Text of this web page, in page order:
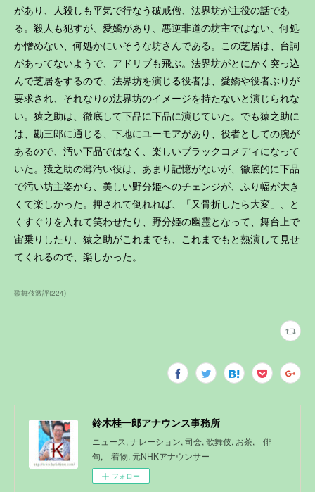
があり、人殺しも平気で行なう破戒僧、法界坊が主役の話であ
る。殺人も犯すが、愛嬌があり、悪逆非道の坊主ではない、何処
か憎めない、何処かにいそうな坊さんである。この芝居は、台詞
があってないようで、アドリブも飛ぶ。法界坊がとにかく突っ込
んで芝居をするので、法界坊を演じる役者は、愛嬌や役者ぶりが
要求され、それなりの法界坊のイメージを持たないと演じられな
い。猿之助は、徹底して下品に下品に演じていた。でも猿之助に
は、勘三郎に通じる、下地にユーモアがあり、役者としての腕が
あるので、汚い下品ではなく、楽しいブラックコメディになって
いた。猿之助の薄汚い役は、あまり記憶がないが、徹底的に下品
で汚い坊主姿から、美しい野分姫へのチェンジが、ふり幅が大き
くて楽しかった。押されて倒れれば、「又骨折したら大変」、と
くすぐりを入れて笑わせたり、野分姫の幽霊となって、舞台上で
宙乗りしたり、猿之助がこれまでも、これまでもと熱演して見せ
てくれるので、楽しかった。
歌舞伎激評(224)
鈴木桂一郎アナウンス事務所
ニュース, ナレーション, 司会, 歌舞伎, お茶, 俳
句, 着物, 元NHKアナウンサー
フォロー